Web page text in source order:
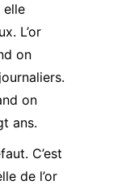
elle
L’or
on
on
ans.
C’est
de l’or